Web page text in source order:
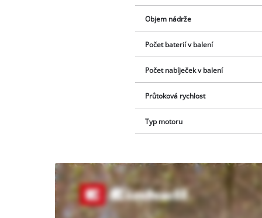
Objem nádrže
Počet baterií v balení
Počet nabíječek v balení
Průtoková rychlost
Typ motoru
K načtení
služby